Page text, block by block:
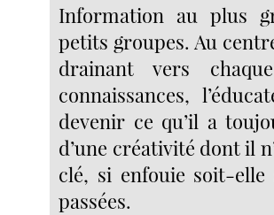
Information au plus
petits groupes. Au
drainant vers
connaissances,
devenir ce qu’il a
d’une créativité dont il
clé, si enfouie soit-
passées.